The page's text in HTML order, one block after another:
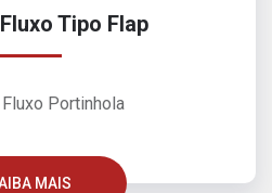
Tipo Flap
Portinhola
MAIS